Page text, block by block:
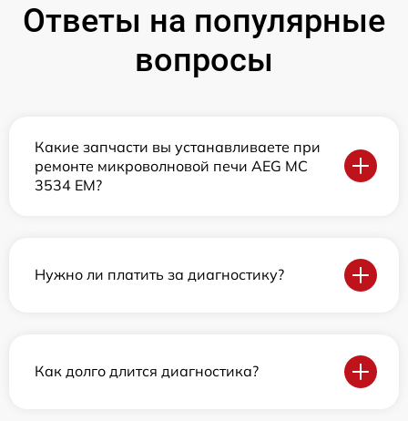
Ответы на популярные
вопросы
Какие запчасти вы устанавливаете при
ремонте микроволновой печи AEG MC
3534 EM?
Нужно ли платить за диагностику?
Как долго длится диагностика?